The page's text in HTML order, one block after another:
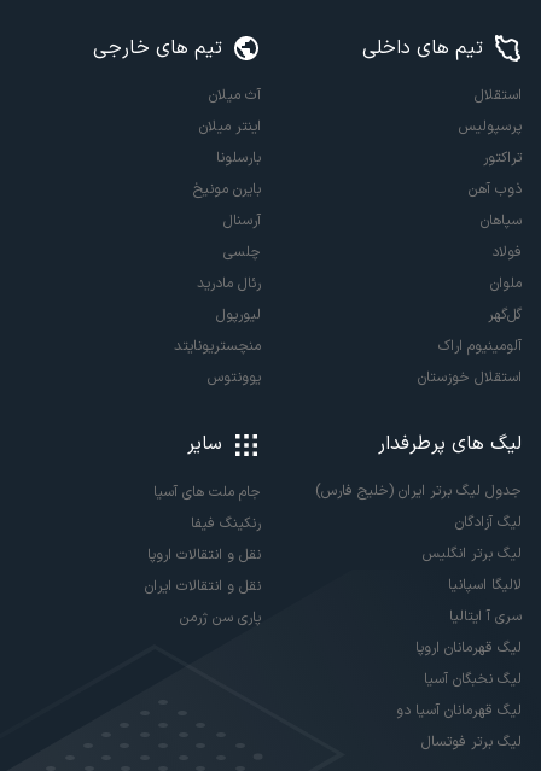
تیم های داخلی
استقلال
پرسپولیس
تراکتور
ذوب آهن
سپاهان
فولاد
ملوان
گل‌گهر
آلومینیوم اراک
استقلال خوزستان
تیم های خارجی
آث میلان
اینتر میلان
بارسلونا
بایرن مونیخ
آرسنال
چلسی
رئال مادرید
لیورپول
منچستریونایتد
یوونتوس
لیگ های پرطرفدار
جدول لیگ برتر ایران (خلیج فارس)
لیگ آزادگان
لیگ برتر انگلیس
لالیگا اسپانیا
سری آ ایتالیا
لیگ قهرمانان اروپا
لیگ نخبگان آسیا
لیگ قهرمانان آسیا دو
لیگ برتر فوتسال
سایر
جام ملت های آسیا
رنکینگ فیفا
نقل و انتقالات اروپا
نقل و انتقالات ایران
پاری سن ژرمن